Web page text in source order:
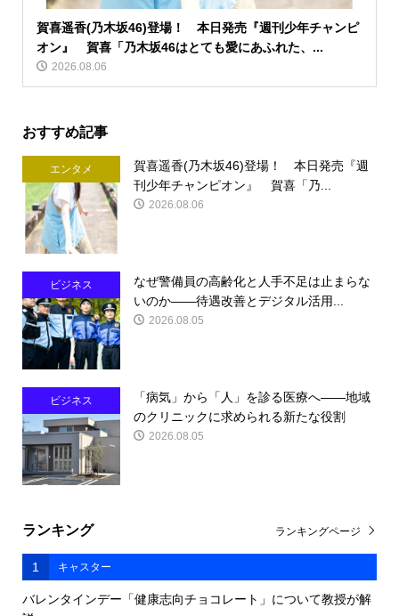
賀喜遥香(乃木坂46)登場！ 本日発売『週刊少年チャンピ
オン』 賀喜「乃木坂46はとても愛にあふれた、...
2026.08.06
おすすめ記事
エンタメ
賀喜遥香(乃木坂46)登場！ 本日発売『週
刊少年チャンピオン』 賀喜「乃...
2026.08.06
ビジネス
なぜ警備員の高齢化と人手不足は止まらな
いのか――待遇改善とデジタル活用...
2026.08.05
ビジネス
「病気」から「人」を診る医療へ――地域
のクリニックに求められる新たな役割
2026.08.05
ランキング
1 キャスター
バレンタインデー「健康志向チョコレート」について教授が解
ランキングページ